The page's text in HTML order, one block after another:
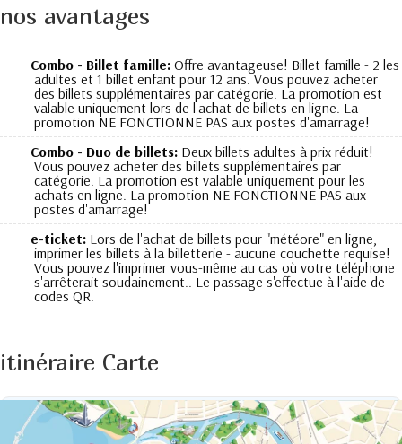
nos avantages
Combo - Billet famille: Offre avantageuse! Billet famille - 2 les
adultes et 1 billet enfant pour 12 ans. Vous pouvez acheter
des billets supplémentaires par catégorie. La promotion est
valable uniquement lors de l'achat de billets en ligne. La
promotion NE FONCTIONNE PAS aux postes d'amarrage!
Combo - Duo de billets: Deux billets adultes à prix réduit!
Vous pouvez acheter des billets supplémentaires par
catégorie. La promotion est valable uniquement pour les
achats en ligne. La promotion NE FONCTIONNE PAS aux
postes d'amarrage!
e-ticket: Lors de l'achat de billets pour "météore" en ligne,
imprimer les billets à la billetterie - aucune couchette requise!
Vous pouvez l'imprimer vous-même au cas où votre téléphone
s'arrêterait soudainement.. Le passage s'effectue à l'aide de
codes QR.
itinéraire Carte